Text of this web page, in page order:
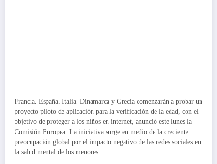
Francia, España, Italia, Dinamarca y Grecia comenzarán a probar un
proyecto piloto de aplicación para la verificación de la edad, con el
objetivo de proteger a los niños en internet, anunció este lunes la
Comisión Europea. La iniciativa surge en medio de la creciente
preocupación global por el impacto negativo de las redes sociales en
la salud mental de los menores.